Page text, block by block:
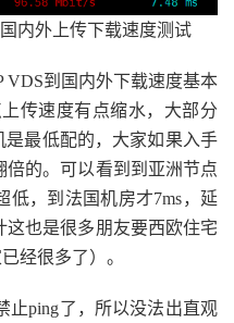
内外上传下载速度测试
VDS到国内外下载速度基本
传速度有点缩水，大部分
最低配的，大家如果入手
的。可以看到到亚洲节点
低，到法国机房才7ms，延
也是很多朋友要西欧住宅
经很多了）。
止ping了，所以没法出直观